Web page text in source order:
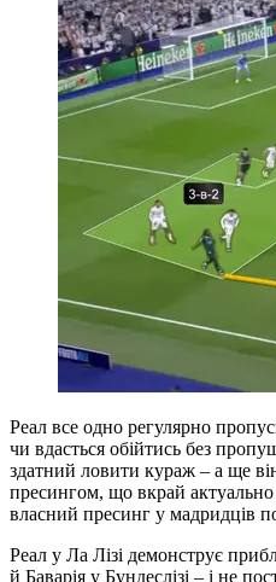
Реал все одно регулярно
чи вдасться обійтись без
здатний ловити кураж – а ще
пресингом, що вкрай актуально
власний пресинг у мадридців
Реал у Ла Лізі демонструє
й Баварія у Бундеслізі – і не